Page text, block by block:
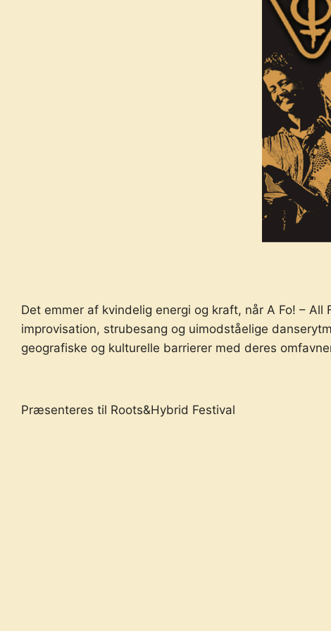
Det emmer af kvindelig energi og kraft, når A Fo! –
improvisation, strubesang og uimodståelige
geografiske og kulturelle barrierer med deres
Præsenteres til Roots&Hybrid Festival